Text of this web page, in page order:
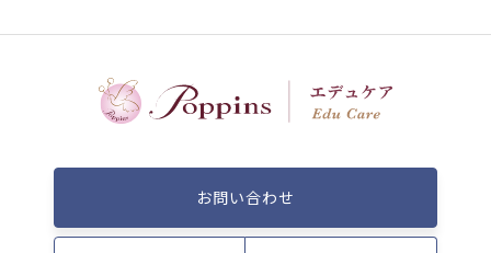
お問い合わせ